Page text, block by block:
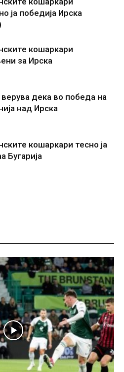
ја победија Ирска
кошаркари
за Ирска
верува дека во победа на
над Ирска
кошаркари тесно ја
Бугарија